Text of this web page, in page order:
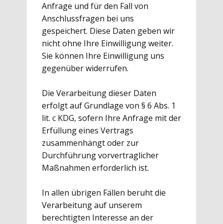
Anfrage und für den Fall von
Anschlussfragen bei uns
gespeichert. Diese Daten geben wir
nicht ohne Ihre Einwilligung weiter.
Sie können Ihre Einwilligung uns
gegenüber widerrufen.
Die Verarbeitung dieser Daten
erfolgt auf Grundlage von § 6 Abs. 1
lit. c KDG, sofern Ihre Anfrage mit der
Erfüllung eines Vertrags
zusammenhängt oder zur
Durchführung vorvertraglicher
Maßnahmen erforderlich ist.
In allen übrigen Fällen beruht die
Verarbeitung auf unserem
berechtigten Interesse an der